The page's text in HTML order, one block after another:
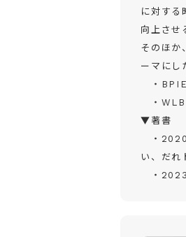
に対する
向上させ
そのほか
ーマにし
・BPIE
・WLB
▼著書
・2020
い、だれ
・2023